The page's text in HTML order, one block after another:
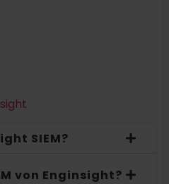
SIEM?
von Enginsight?